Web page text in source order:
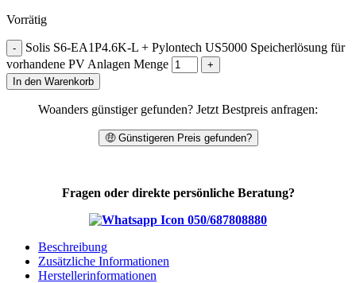
Vorrätig
Solis S6-EA1P4.6K-L + Pylontech US5000 Speicherlösung für
vorhandene PV Anlagen Menge
In den Warenkorb
Woanders günstiger gefunden? Jetzt Bestpreis anfragen:
🤑 Günstigeren Preis gefunden?
Fragen oder direkte persönliche Beratung?
050/687808880
Beschreibung
Zusätzliche Informationen
Herstellerinformationen